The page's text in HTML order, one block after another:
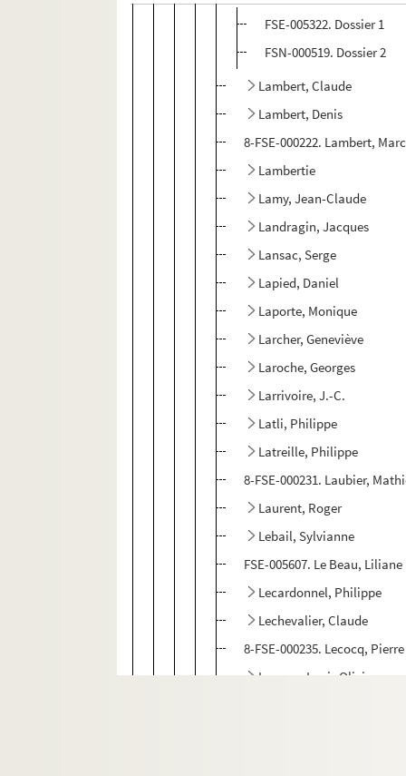
FSE-005322. Dossier 1
FSN-000519. Dossier 2
Lambert, Claude
Lambert, Denis
8-FSE-000222. Lambert, Marc
Lambertie
Lamy, Jean-Claude
Landragin, Jacques
Lansac, Serge
Lapied, Daniel
Laporte, Monique
Larcher, Geneviève
Laroche, Georges
Larrivoire, J.-C.
Latli, Philippe
Latreille, Philippe
8-FSE-000231. Laubier,
Laurent, Roger
Lebail, Sylvianne
FSE-005607. Le Beau, Liliane
Lecardonnel, Philippe
Lechevalier, Claude
8-FSE-000235. Lecocq, Pierre
Lecorre, Louis Olivier